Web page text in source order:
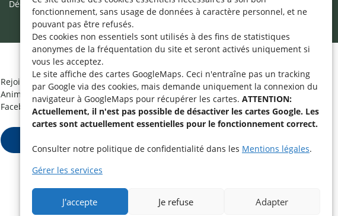
fonctionnement, sans usage de données à caractère personnel, et ne
pouvant pas être refusés.
Des cookies non essentiels sont utilisés à des fins de statistiques
anonymes de la fréquentation du site et seront activés uniquement si
vous les acceptez.
Le site affiche des cartes GoogleMaps. Ceci n'entraîne pas un tracking
par Google via des cookies, mais demande uniquement la connexion du
navigateur à GoogleMaps pour récupérer les cartes. ATTENTION:
Actuellement, il n'est pas possible de désactiver les cartes Google. Les
cartes sont actuellement essentielles pour le fonctionnement correct.
Consulter notre politique de confidentialité dans les Mentions légales.
Gérer les services
J'accepte Je refuse Adapter
Déclaration d’accessibilité Mentions légales ©2026 SNJ
Rejoignez le groupe « Aide-Animateur /
Animateur / Aide-Technique » sur
Facebook.